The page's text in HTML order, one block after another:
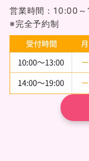
営業時間：10:00
※完全予約制